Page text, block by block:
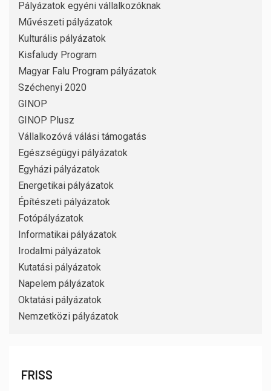
Pályázatok egyéni vállalkozóknak
Művészeti pályázatok
Kulturális pályázatok
Kisfaludy Program
Magyar Falu Program pályázatok
Széchenyi 2020
GINOP
GINOP Plusz
Vállalkozóvá válási támogatás
Egészségügyi pályázatok
Egyházi pályázatok
Energetikai pályázatok
Építészeti pályázatok
Fotópályázatok
Informatikai pályázatok
Irodalmi pályázatok
Kutatási pályázatok
Napelem pályázatok
Oktatási pályázatok
Nemzetközi pályázatok
FRISS